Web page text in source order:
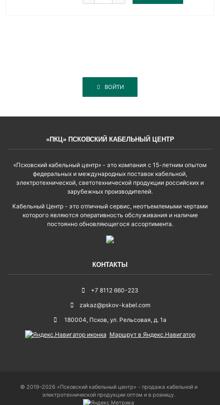
ВОЙТИ
«ПКЦ» ПСКОВСКИЙ КАБЕЛЬНЫЙ ЦЕНТР
«Псковский кабельный центр» - это компания с 15-летним опытом
федеральных и международных поставок кабельной,
электротехнической, светотехнической продукции российских и
зарубежных производителей.
Кабельный Центр - это отличный сервис, неотъемлемыми чертами
которого являются оперативность обслуживания и наличие
постоянно обновляющегося ассортимента.
КОНТАКТЫ
+7 8112 660-223
zakaz@pskov-kabel.com
180004, Псков, ул. Рельсовая, д. 1а
Маршрут в Яндекс.Навигатор
© 2019–2026 «Псковский кабельный центр» - продажа кабельной и
электротехнической продукции оптом и в розницу.